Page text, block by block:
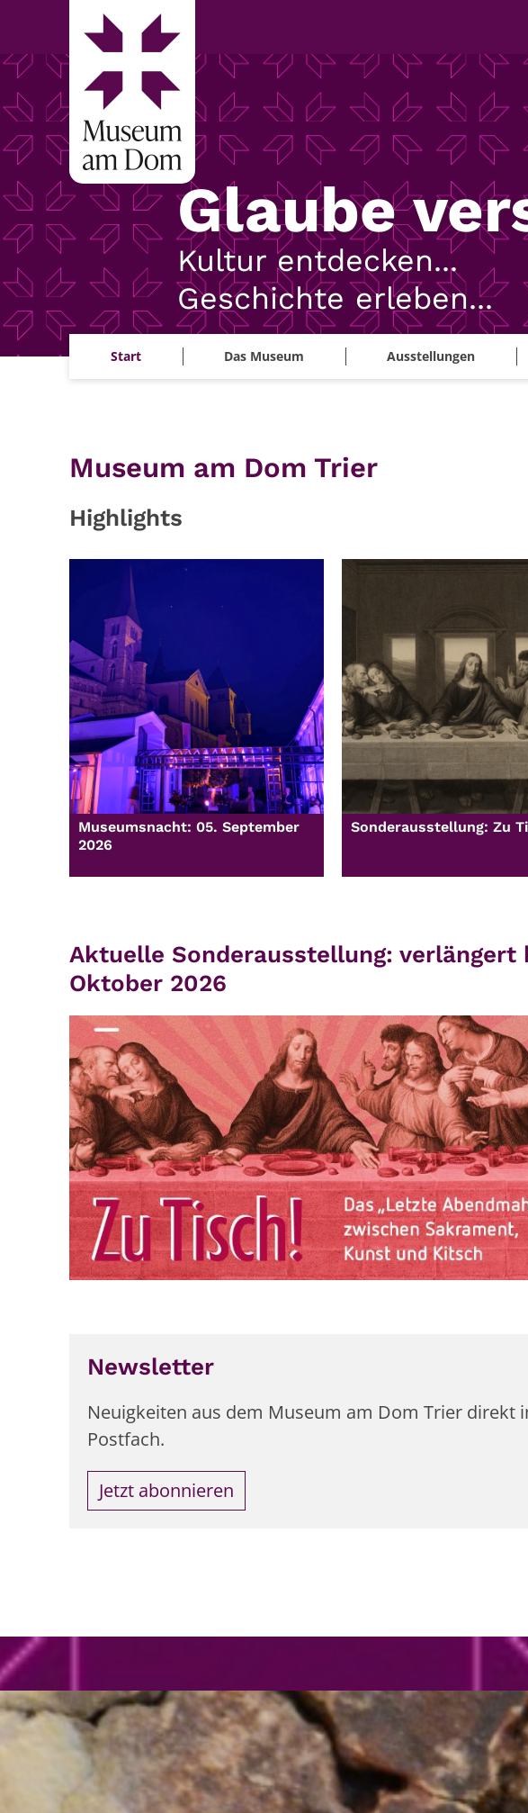
Zum Inhalt springen
Glaube
Kultur entdecken...
Geschichte erleben...
Start Das Museum Ausstellungen
Museum am Dom Trier
Highlights
Museumsnacht: 05. September
2026
Sonderausstellung: Zu
Aktuelle Sonderausstellung: verlängert
Oktober 2026
Newsletter
Neuigkeiten aus dem Museum am Dom Trier direkt
Postfach.
Jetzt abonnieren